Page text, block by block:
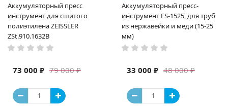
Аккумуляторный пресс
инструмент для сшитого
полиэтилена ZEISSLER
ZSt.910.1632B
79 000 ₽
73 000 ₽
Аккумуляторный пресс-
инструмент ES-1525, для труб
из нержавейки и меди (15-25
мм)
48 000 ₽
33 000 ₽